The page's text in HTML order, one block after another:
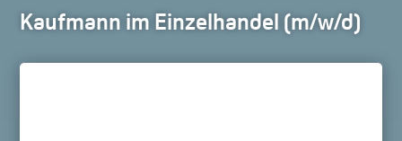
Kaufmann im Einzelhandel (m/w/d)